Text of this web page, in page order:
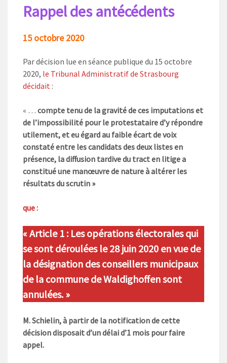
Rappel des antécédents
15 octobre 2020
Par décision lue en séance publique du 15 octobre
2020, le Tribunal Administratif de Strasbourg
décidait :
« … compte tenu de la gravité de ces imputations et
de l’impossibilité pour le protestataire d’y répondre
utilement, et eu égard au faible écart de voix
constaté entre les candidats des deux listes en
présence, la diffusion tardive du tract en litige a
constitué une manœuvre de nature à altérer les
résultats du scrutin »
que :
« Article 1 : Les opérations électorales qui
se sont déroulées le 28 juin 2020 en vue de
la désignation des conseillers municipaux
de la commune de Waldighoffen sont
annulées. »
M. Schielin, à partir de la notification de cette
décision disposait d’un délai d’1 mois pour faire
appel.